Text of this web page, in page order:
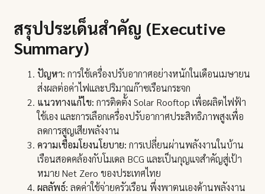
สรุปประเด็นสำคัญ (Executive
Summary)
ปัญหา: การใช้เครื่องปรับอากาศอย่างหนักในเดือนเมษายน
ส่งผลต่อค่าไฟและปริมาณก๊าซเรือนกระจก
แนวทางแก้ไข: การติดตั้ง Solar Rooftop เพื่อผลิตไฟฟ้า
ใช้เอง และการเลือกเครื่องปรับอากาศประสิทธิภาพสูงเพื่อ
ลดการสูญเสียพลังงาน
ความเชื่อมโยงนโยบาย: การเปลี่ยนผ่านพลังงานในบ้าน
เรือนสอดคล้องกับโมเดล BCG และเป็นกุญแจสำคัญสู่เป้า
หมาย Net Zero ของประเทศไทย
ผลลัพธ์: ลดค่าใช้จ่ายครัวเรือน พึ่งพาตนเองด้านพลังงาน